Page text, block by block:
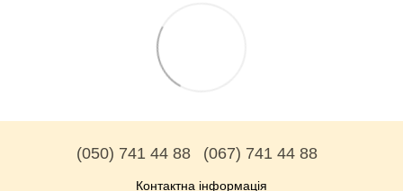
(050) 741 44 88 (067) 741 44 88
Контактна інформація